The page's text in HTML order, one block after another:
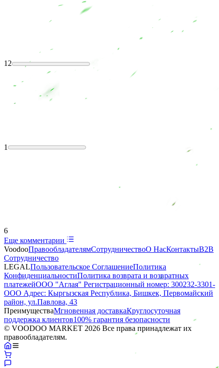
12
1
6
Еще комментарии
VoodooПравообладателямСотрудничествоО НасКонтактыB2B
Сотрудничество
LEGALПользовательское СоглашениеПолитика
КонфиденциальностиПолитика возврата и возвратных
платежейООО "Аглая" Регистрационный номер: 300232-3301-
ООО Адрес: Кыргызская Республика, Бишкек, Первомайский
район, ул.Павлова, 43
ПреимуществаМгновенная доставкаКруглосуточная
поддержка клиентов100% гарантия безопасности
© VOODOO MARKET 2026 Все права принадлежат их
правообладателям.